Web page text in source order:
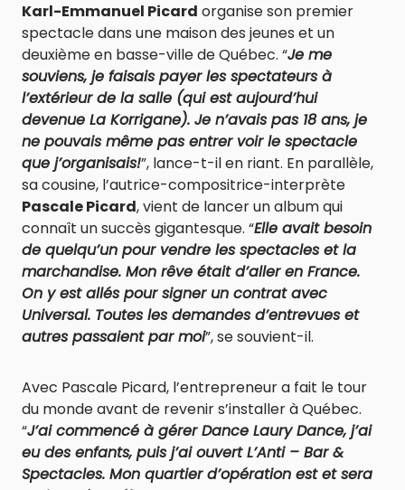
Karl-Emmanuel Picard organise son premier
spectacle dans une maison des jeunes et un
deuxième en basse-ville de Québec. “Je me
souviens, je faisais payer les spectateurs à
l’extérieur de la salle (qui est aujourd’hui
devenue La Korrigane). Je n’avais pas 18 ans, je
ne pouvais même pas entrer voir le spectacle
que j’organisais!”, lance-t-il en riant. En parallèle,
sa cousine, l’autrice-compositrice-interprète
Pascale Picard, vient de lancer un album qui
connaît un succès gigantesque. “Elle avait besoin
de quelqu’un pour vendre les spectacles et la
marchandise. Mon rêve était d’aller en France.
On y est allés pour signer un contrat avec
Universal. Toutes les demandes d’entrevues et
autres passaient par moi”, se souvient-il.
Avec Pascale Picard, l’entrepreneur a fait le tour
du monde avant de revenir s’installer à Québec.
“J’ai commencé à gérer Dance Laury Dance, j’ai
eu des enfants, puis j’ai ouvert L’Anti – Bar &
Spectacles. Mon quartier d’opération est et sera